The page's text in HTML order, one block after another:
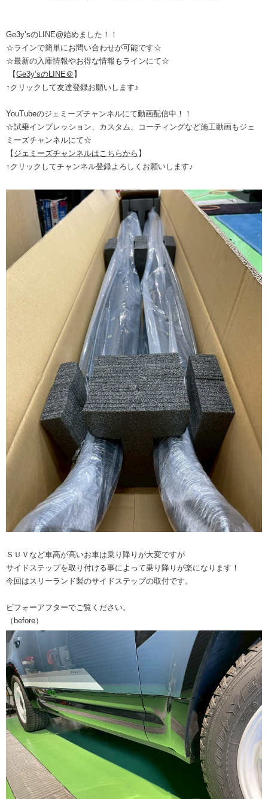
Ge3y’sのLINE@始めました！！
☆ラインで簡単にお問い合わせが可能です☆
☆最新の入庫情報やお得な情報もラインにて☆
【Ge3y’sのLINE＠ 】
↑ クリックして友達登録お願いします♪
YouTubeのジェミーズチャンネルにて動画配信中！！
☆試乗インプレッション、カスタム、コーティングなど施工動画もジェ
ミーズチャンネルにて☆
【 ジェミーズチャンネルはこちらから 】
↑クリックしてチャンネル登録よろしくお願いします♪
ＳＵＶなど車高が高いお車は乗り降りが大変ですが
サイドステップを取り付ける事によって乗り降りが楽になります！
今回はスリーランド製のサイドステップの取付です。
ビフォーアフターでご覧ください。
（before）